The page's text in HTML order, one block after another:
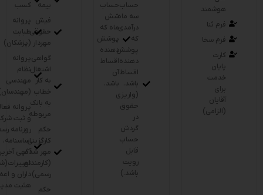
هوشمند
فرم ثنا
فرم سخا
کارت
پایان
خدمت
برای
آقایان
(الزامی)
حساب
سه ماه
درآمدی
که
پوشش
دهنده
اقساط
باشد.
(واریزی
حقوق
در
گردش
حساب
قابل
رویت
باشد.)
حساب
شش
ماه که
پوشش
دهنده
اقساط
آن
باشد.
بیمه
فیش
حقوقی
مهردار
گواهی
اشتغال
به کار
خطاب
به بانک
مربوطه
حکم
کارگزینی
مهر شده
(کارمندان
رسمی)
حکم
کسب
پروانه
طبابت
(پزشکان)
پروانه
نظام
مهندسی
پروانه
و ثبت
روزنامه
اساسنامه،
آگهی
داران و
هئیت